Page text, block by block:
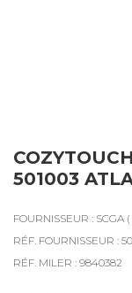
501003
FOURNISSEUR : SCGA
RÉF. FOURNISSEUR :
RÉF. MILER : 9840382